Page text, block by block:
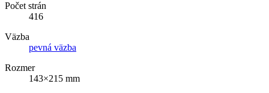
Počet strán
416
Väzba
pevná väzba
Rozmer
143×215 mm